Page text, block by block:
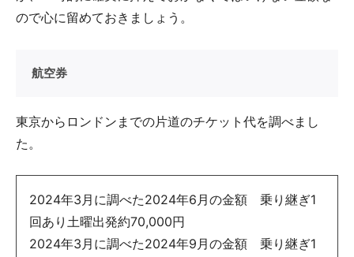
ので心に留めておきましょう。
航空券
東京からロンドンまでの片道のチケット代を調べまし
た。
2024年3月に調べた2024年6月の金額 乗り継ぎ1
回あり土曜出発約70,000円
2024年3月に調べた2024年9月の金額 乗り継ぎ1